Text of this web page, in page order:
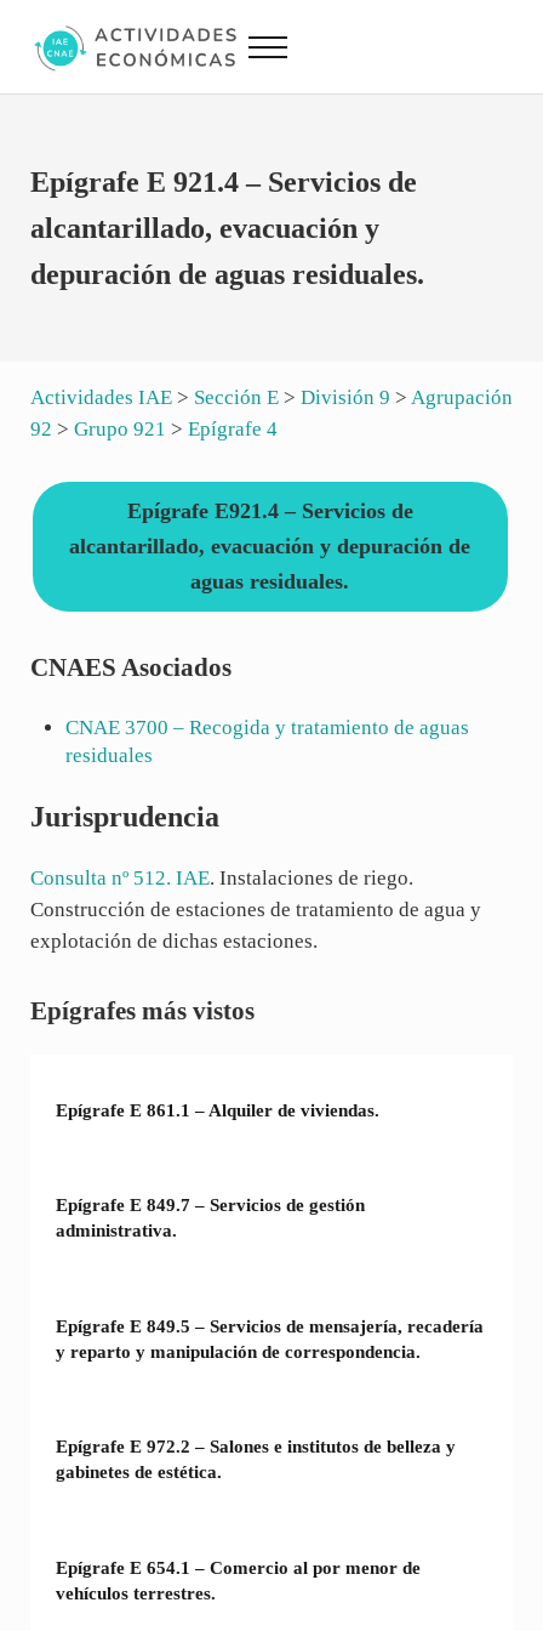
Actividades Económicas IAE CNAE
Menu
Epígrafe E 921.4 – Servicios de
alcantarillado, evacuación y
depuración de aguas residuales.
Actividades IAE> Sección E> División 9 > Agrupación
92 > Grupo 921 > Epígrafe 4
Epígrafe E921.4 – Servicios de
alcantarillado, evacuación y depuración de
aguas residuales.
CNAES Asociados
CNAE3700 – Recogida y tratamiento de aguas
residuales
Jurisprudencia
Consulta nº 512. IAE. Instalaciones de riego.
Construcción de estaciones de tratamiento de agua y
explotación de dichas estaciones.
Sidebar
Epígrafes más vistos
Epígrafe E 861.1 – Alquiler de viviendas.
Epígrafe E 849.7 – Servicios de gestión
administrativa.
Epígrafe E 849.5 – Servicios de mensajería, recadería
y reparto y manipulación de correspondencia.
Epígrafe E 972.2 – Salones e institutos de belleza y
gabinetes de estética.
Epígrafe E 654.1 – Comercio al por menor de
vehículos terrestres.